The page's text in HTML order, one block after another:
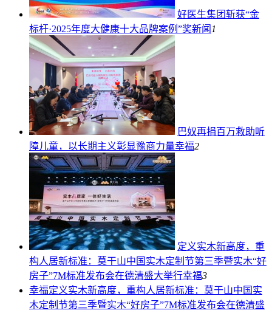
好医生集团斩获“金
标杆·2025年度大健康十大品牌案例”奖
巴奴再捐百万救助听
障儿童，以长期主义彰显豫商力量
定义实木新高度，重
构人居新标准：莫干山中国实木定制节第三季暨实木“好
房子”7M标准发布会在德清盛大举行幸福3
幸福定义实木新高度，重构人居新标准：莫干山中国实